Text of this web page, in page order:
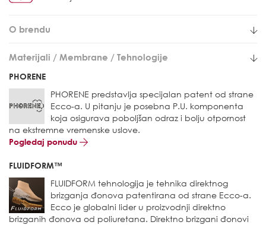
O brendu
Materijali / Membrane / Tehnologije
PHORENE
PHORENE predstavlja specijalan patent od strane
Ecco-a. U pitanju je posebna P.U. komponenta
koja osigurava poboljšan odraz i bolju otpornost
na ekstremne vremenske uslove.
Pogledaj ponudu
FLUIDFORM™
FLUIDFORM tehnologija je tehnika direktnog
brizganja đonova patentirana od strane Ecco-a.
Ecco je globalni lider u proizvodnji direktno
brizganih đonova od poliuretana. Direktno brizgani đonovi